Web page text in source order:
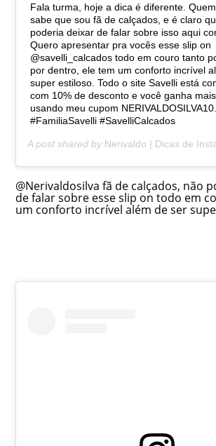
Fala turma, hoje a dica é diferente.
sabe que sou fã de calçados, e é claro
poderia deixar de falar sobre isso aqui
Quero apresentar pra vocês esse slip on
@savelli_calcados todo em couro tanto
por dentro, ele tem um conforto incrível
super estiloso. Todo o site Savelli está
com 10% de desconto e você ganha
usando meu cupom
#FamiliaSavelli #SavelliCalcados
A post shared by Nerivaldo | Dicas de
@Nerivaldosilva fã de calçados, não
de falar sobre esse slip on todo em
um conforto incrível além de ser